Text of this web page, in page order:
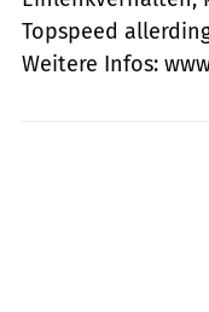
Topspeed
Weitere Infos: